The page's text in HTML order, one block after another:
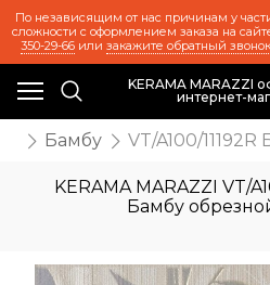
По независящим от нас причинам у
сложности с оформлением заказа на
350-29-66или закажите обратный звонок
KERAMA MARAZZI
интернет-
Бамбу VT/A100/
KERAMA MARAZZI VT/
Бамбу